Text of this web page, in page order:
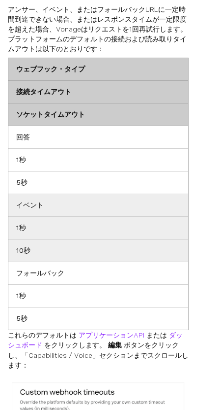
アンサー、イベント、またはフォールバックURLに一定時
間到達できない場合、またはレスポンスタイムが一定限度
を超えた場合、Vonageはリクエストを1回再試行します。
プラットフォームのデフォルトの接続および読み取りタイ
ムアウトは以下のとおりです：
ウェブフック・タイプ
接続タイムアウト
ソケットタイムアウト
回答
1秒
5秒
イベント
1秒
10秒
フォールバック
1秒
5秒
これらのデフォルトは アプリケーションAPI または ダッ
シュボード をクリックします。 編集 ボタンをクリック
し、「Capabilities / Voice」セクションまでスクロールし
ます：